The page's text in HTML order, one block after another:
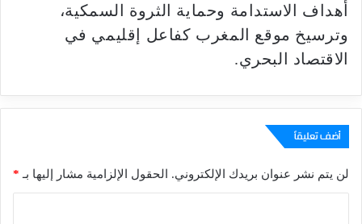
أهداف الاستدامة وحماية الثروة السمكية،
وترسيخ موقع المغرب كفاعل إقليمي في
الاقتصاد البحري.
أضف تعليقاً
لن يتم نشر عنوان بريدك الإلكتروني. الحقول الإلزامية مشار إليها بـ *